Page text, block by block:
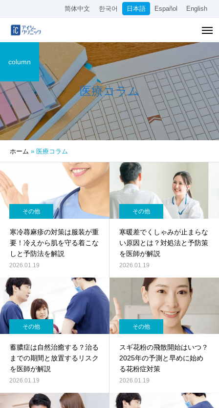
简体中文 한국어 日本語 Español English
医療コラム
column
ホーム » 医療コラム
その他
寒冷蕁麻疹の対策は服装が重
要！冷えから肌を守る着こな
しと予防法を解説
2026.01.19
その他
寒暖差でくしゃみが止まらな
い原因とは？対処法と予防策
を医師が解説
2026.01.19
その他
蓄膿症は自然治癒する？治る
までの期間と放置するリスク
を医師が解説
2026.01.19
その他
スギ花粉の飛散開始はいつ？
2025年の予測と早めに始め
る花粉症対策
2026.01.19